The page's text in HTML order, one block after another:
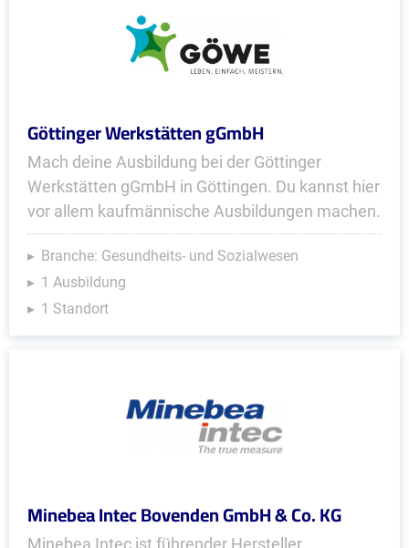
Göttinger Werkstätten gGmbH
Mach deine Ausbildung bei der Göttinger
Werkstätten gGmbH in Göttingen. Du kannst hier
vor allem kaufmännische Ausbildungen machen.
Branche: Gesundheits- und Sozialwesen
1 Ausbildung
1 Standort
Minebea Intec Bovenden GmbH & Co. KG
Minebea Intec ist führender Hersteller